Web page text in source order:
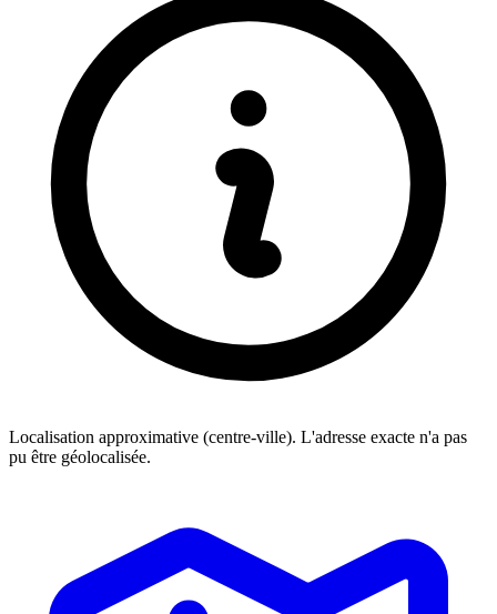
Localisation approximative (centre-ville). L'adresse exacte n'a pas
pu être géolocalisée.